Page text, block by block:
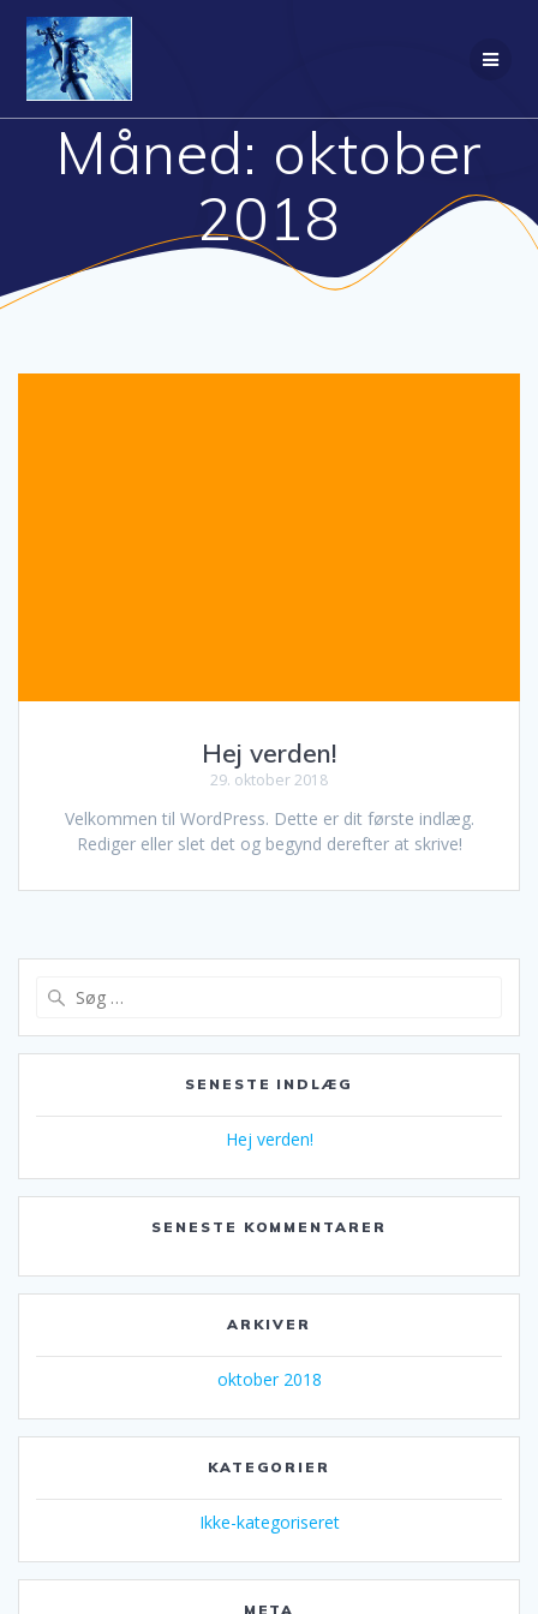
Måned: oktober
2018
Hej verden!
29. oktober 2018
Velkommen til WordPress. Dette er dit første indlæg.
Rediger eller slet det og begynd derefter at skrive!
SENESTE INDLÆG
Hej verden!
SENESTE KOMMENTARER
ARKIVER
oktober 2018
KATEGORIER
Ikke-kategoriseret
META